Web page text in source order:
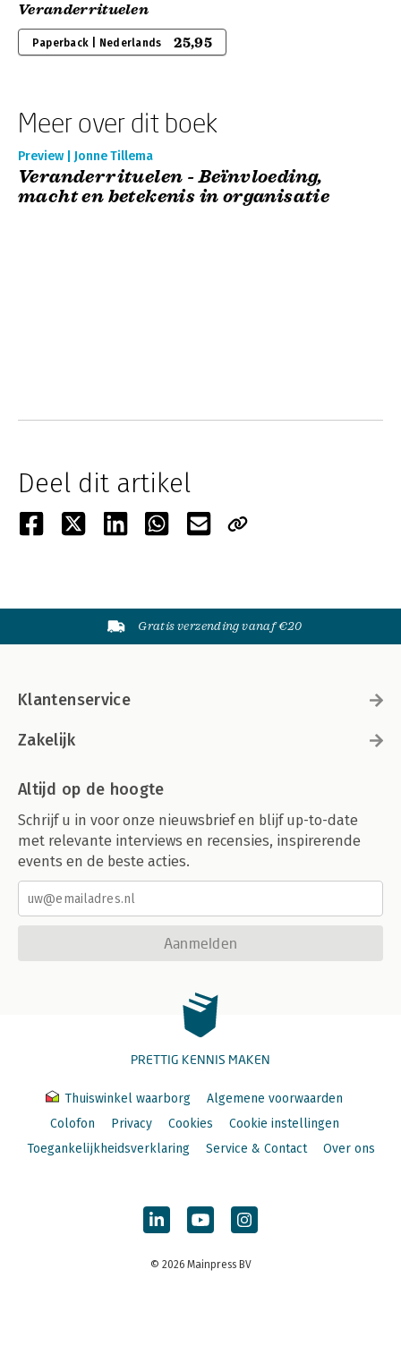
Veranderrituelen
Paperback | Nederlands 25,95
Meer over dit boek
Preview | Jonne Tillema
Veranderrituelen - Beïnvloeding,
macht en betekenis in organisatie
Deel dit artikel
Gratis verzending vanaf €20
Klantenservice
Zakelijk
Altijd op de hoogte
Schrijf u in voor onze nieuwsbrief en blijf up-to-date
met relevante interviews en recensies, inspirerende
events en de beste acties.
Aanmelden
PRETTIG KENNIS MAKEN
Thuiswinkel waarborg
Algemene voorwaarden
Colofon
Privacy Cookies
Cookie instellingen
Toegankelijkheidsverklaring
Service & Contact Over ons
© 2026 Mainpress BV